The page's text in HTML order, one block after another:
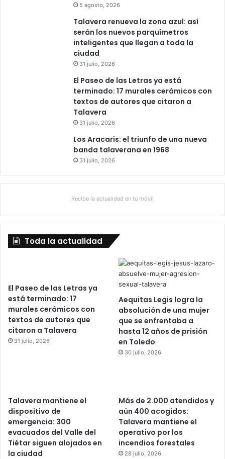
5 agosto, 2026
Talavera renueva la zona azul: así
serán los nuevos parquímetros
inteligentes que llegan a toda la
ciudad
31 julio, 2026
El Paseo de las Letras ya está
terminado: 17 murales cerámicos con
textos de autores que citaron a
Talavera
31 julio, 2026
Los Aracaris: el triunfo de una nueva
banda talaverana en 1968
31 julio, 2026
Recibe la actualidad en tu móvil
Toda la actualidad
El Paseo de las Letras ya
está terminado: 17
murales cerámicos con
textos de autores que
citaron a Talavera
31 julio, 2026
Aequitas Legis logra la
absolución de una mujer
que se enfrentaba a
hasta 12 años de prisión
en Toledo
30 julio, 2026
Talavera mantiene el
dispositivo de
emergencia: 300
evacuados del Valle del
Tiétar siguen alojados en
la ciudad
Más de 2.000 atendidos y
aún 400 acogidos:
Talavera mantiene el
operativo por los
incendios forestales
28 julio, 2026